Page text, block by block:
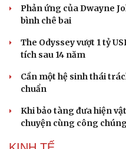
Phản ứng của Dwayne
bình chê bai
The Odyssey vượt 1 tỷ
tích sau 14 năm
Cần một hệ sinh thái
chuẩn
Khi bảo tàng đưa hiện
chuyện cùng công